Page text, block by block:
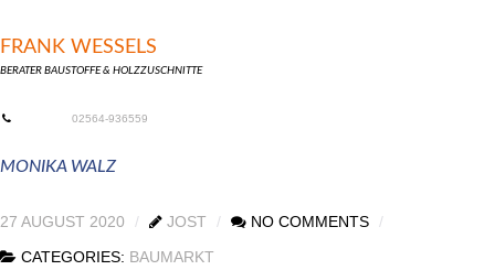
FRANK WESSELS
BERATER BAUSTOFFE & HOLZZUSCHNITTE
02564-936559
MONIKA WALZ
27 AUGUST 2020 JOST NO COMMENTS
CATEGORIES: BAUMARKT